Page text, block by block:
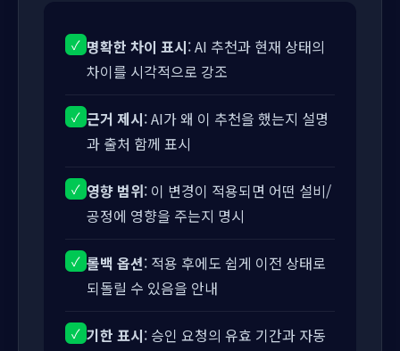
✓ 명확한 차이 표시: AI 추천과 현재 상태의
차이를 시각적으로 강조
✓ 근거 제시: AI가 왜 이 추천을 했는지 설명
과 출처 함께 표시
✓ 영향 범위: 이 변경이 적용되면 어떤 설비/
공정에 영향을 주는지 명시
✓ 롤백 옵션: 적용 후에도 쉽게 이전 상태로
되돌릴 수 있음을 안내
✓ 기한 표시: 승인 요청의 유효 기간과 자동